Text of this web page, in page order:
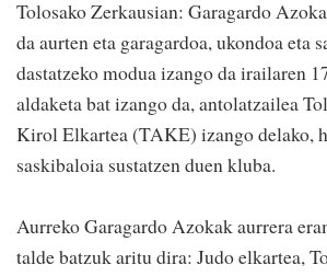
Tolosako Zerkausian: Garagardo
da aurten eta garagardoa, ukondoa eta
dastatzeko modua izango da irailaren
aldaketa bat izango da, antolatzailea
Kirol Elkartea (TAKE) izango delako,
saskibaloia sustatzen duen kluba.
Aurreko Garagardo Azokak aurrera
talde batzuk aritu dira: Judo elkartea,